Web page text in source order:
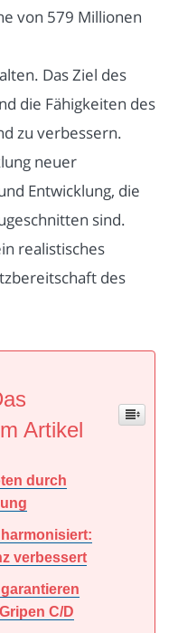
von 579 Millionen
Das Ziel des
die Fähigkeiten des
zu verbessern.
neuer
Entwicklung, die
sind.
realistisches
des
Artikel
durch
verbessert
C/D